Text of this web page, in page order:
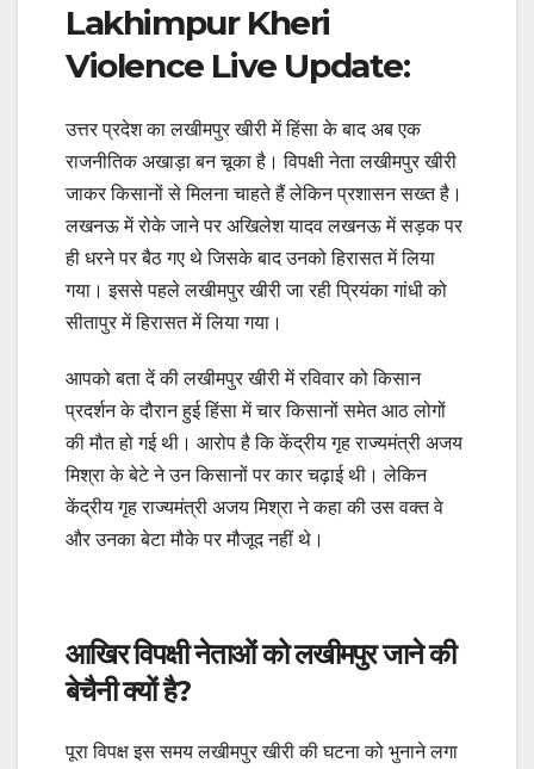
Lakhimpur Kheri
Violence Live Update:
उत्तर प्रदेश का लखीमपुर खीरी में हिंसा के बाद अब एक
राजनीतिक अखाड़ा बन चूका है। विपक्षी नेता लखीमपुर खीरी
जाकर किसानों से मिलना चाहते हैं लेकिन प्रशासन सख्त है।
लखनऊ में रोके जाने पर अखिलेश यादव लखनऊ में सड़क पर
ही धरने पर बैठ गए थे जिसके बाद उनको हिरासत में लिया
गया। इससे पहले लखीमपुर खीरी जा रही प्रियंका गांधी को
सीतापुर में हिरासत में लिया गया।
आपको बता दें की लखीमपुर खीरी में रविवार को किसान
प्रदर्शन के दौरान हुई हिंसा में चार किसानों समेत आठ लोगों
की मौत हो गई थी। आरोप है कि केंद्रीय गृह राज्यमंत्री अजय
मिश्रा के बेटे ने उन किसानों पर कार चढ़ाई थी। लेकिन
केंद्रीय गृह राज्यमंत्री अजय मिश्रा ने कहा की उस वक्त वे
और उनका बेटा मौके पर मौजूद नहीं थे।
आखिर विपक्षी नेताओं को लखीमपुर जाने की
बेचैनी क्‍यों है?
पूरा विपक्ष इस समय लखीमपुर खीरी की घटना को भुनाने लगा